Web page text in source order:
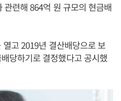
련해 864억 원 규모의 현금배
고 2019년 결산배당으로 보
당하기로 결정했다고 공시했